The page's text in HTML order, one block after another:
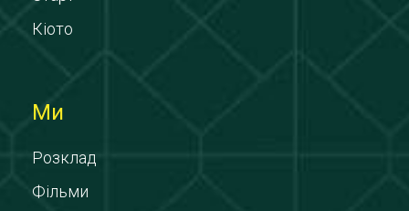
Кіото
Ми
Розклад
Фільми